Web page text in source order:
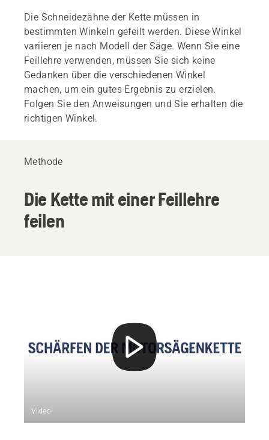
Die Schneidezähne der Kette müssen in
bestimmten Winkeln gefeilt werden. Diese Winkel
variieren je nach Modell der Säge. Wenn Sie eine
Feillehre verwenden, müssen Sie sich keine
Gedanken über die verschiedenen Winkel
machen, um ein gutes Ergebnis zu erzielen.
Folgen Sie den Anweisungen und Sie erhalten die
richtigen Winkel.
Methode
Die Kette mit einer Feillehre
feilen
Video